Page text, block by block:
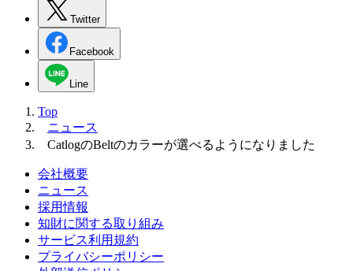
Twitter
Facebook
Line
Top
ニュース
CatlogのBeltのカラーが選べるようになりました
会社概要
ニュース
採用情報
知財に関する取り組み
サービス利用規約
プライバシーポリシー